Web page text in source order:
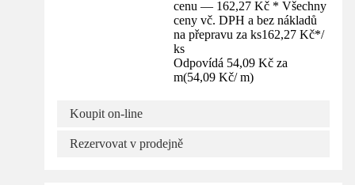
cenu — 162,27 Kč * Všechny
ceny vč. DPH a bez nákladů
na přepravu za ks162,27 Kč*/
ks
Odpovídá 54,09 Kč za
m(54,09 Kč/ m)
Koupit on-line
Rezervovat v prodejně